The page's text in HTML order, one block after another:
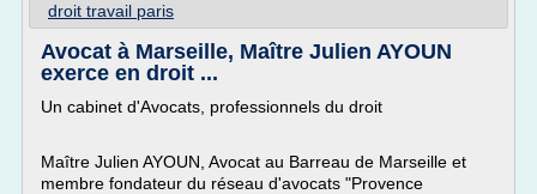
droit travail paris
Avocat à Marseille, Maître Julien AYOUN
exerce en droit ...
Un cabinet d'Avocats, professionnels du droit
Maître Julien AYOUN, Avocat au Barreau de Marseille et
membre fondateur du réseau d'avocats "Provence